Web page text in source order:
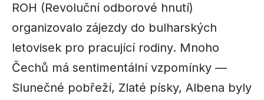
ROH (Revoluční odborové hnutí)
organizovalo zájezdy do bulharských
letovisek pro pracující rodiny. Mnoho
Čechů má sentimentální vzpomínky —
Slunečné pobřeží, Zlaté písky, Albena byly